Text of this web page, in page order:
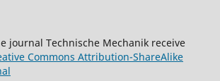
journal Technische Mechanik receive
Commons Attribution-ShareAlike